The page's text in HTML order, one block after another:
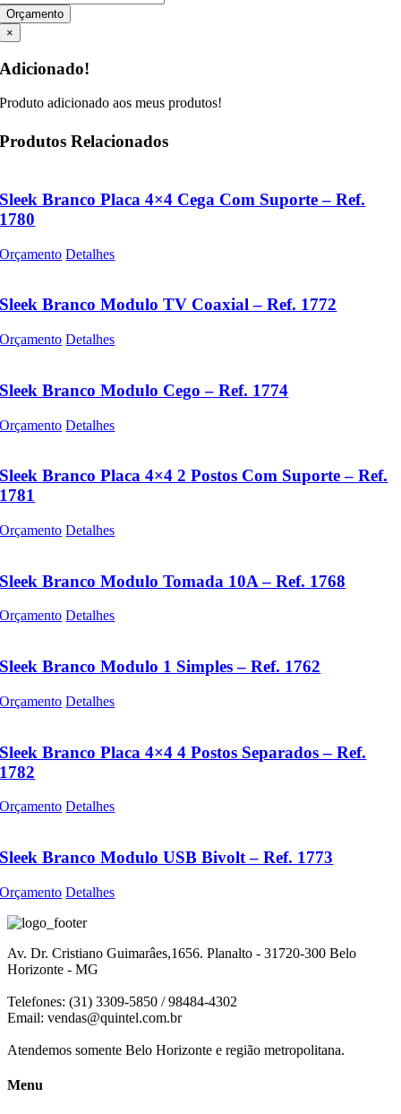
Orçamento
×
Adicionado!
Produto adicionado aos meus produtos!
Produtos Relacionados
Sleek Branco Placa 4×4 Cega Com Suporte – Ref.
1780
Orçamento Detalhes
Sleek Branco Modulo TV Coaxial – Ref. 1772
Orçamento Detalhes
Sleek Branco Modulo Cego – Ref. 1774
Orçamento Detalhes
Sleek Branco Placa 4×4 2 Postos Com Suporte – Ref.
1781
Orçamento Detalhes
Sleek Branco Modulo Tomada 10A – Ref. 1768
Orçamento Detalhes
Sleek Branco Modulo 1 Simples – Ref. 1762
Orçamento Detalhes
Sleek Branco Placa 4×4 4 Postos Separados – Ref.
1782
Orçamento Detalhes
Sleek Branco Modulo USB Bivolt – Ref. 1773
Orçamento Detalhes
Av. Dr. Cristiano Guimarâes,1656. Planalto - 31720-300 Belo
Horizonte - MG
Telefones: (31) 3309-5850 / 98484-4302
Email: vendas@quintel.com.br
Atendemos somente Belo Horizonte e região metropolitana.
Menu